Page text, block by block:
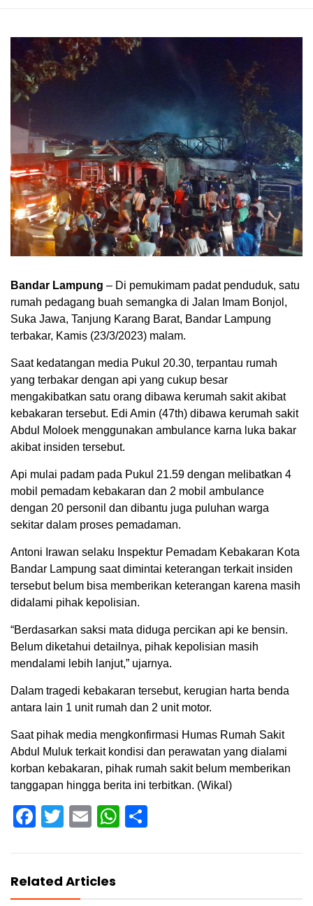
Bandar Lampung – Di pemukimam padat penduduk, satu
rumah pedagang buah semangka di Jalan Imam Bonjol,
Suka Jawa, Tanjung Karang Barat, Bandar Lampung
terbakar, Kamis (23/3/2023) malam.
Saat kedatangan media Pukul 20.30, terpantau rumah
yang terbakar dengan api yang cukup besar
mengakibatkan satu orang dibawa kerumah sakit akibat
kebakaran tersebut. Edi Amin (47th) dibawa kerumah sakit
Abdul Moloek menggunakan ambulance karna luka bakar
akibat insiden tersebut.
Api mulai padam pada Pukul 21.59 dengan melibatkan 4
mobil pemadam kebakaran dan 2 mobil ambulance
dengan 20 personil dan dibantu juga puluhan warga
sekitar dalam proses pemadaman.
Antoni Irawan selaku Inspektur Pemadam Kebakaran Kota
Bandar Lampung saat dimintai keterangan terkait insiden
tersebut belum bisa memberikan keterangan karena masih
didalami pihak kepolisian.
“Berdasarkan saksi mata diduga percikan api ke bensin.
Belum diketahui detailnya, pihak kepolisian masih
mendalami lebih lanjut,” ujarnya.
Dalam tragedi kebakaran tersebut, kerugian harta benda
antara lain 1 unit rumah dan 2 unit motor.
Saat pihak media mengkonfirmasi Humas Rumah Sakit
Abdul Muluk terkait kondisi dan perawatan yang dialami
korban kebakaran, pihak rumah sakit belum memberikan
tanggapan hingga berita ini terbitkan. (Wikal)
Facebook
Twitter
EmailWhatsApp
Related Articles